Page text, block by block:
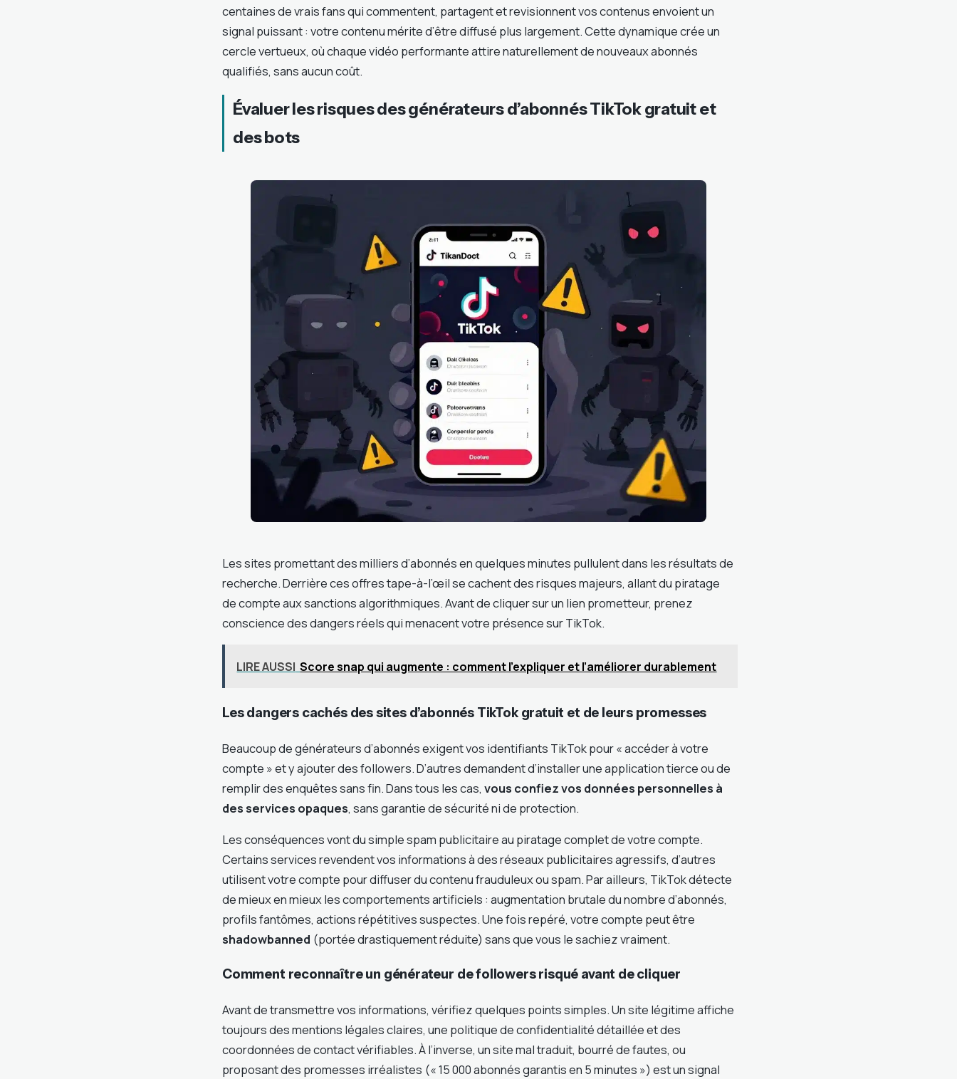
centaines de vrais fans qui commentent, partagent et revisionnent vos contenus envoient un
signal puissant : votre contenu mérite d’être diffusé plus largement. Cette dynamique crée un
cercle vertueux, où chaque vidéo performante attire naturellement de nouveaux abonnés
qualifiés, sans aucun coût.
Évaluer les risques des générateurs d’abonnés TikTok gratuit et
des bots
Les sites promettant des milliers d’abonnés en quelques minutes pullulent dans les résultats de
recherche. Derrière ces offres tape-à-l’œil se cachent des risques majeurs, allant du piratage
de compte aux sanctions algorithmiques. Avant de cliquer sur un lien prometteur, prenez
conscience des dangers réels qui menacent votre présence sur TikTok.
LIRE AUSSI Score snap qui augmente : comment l’expliquer et l’améliorer durablement
Les dangers cachés des sites d’abonnés TikTok gratuit et de leurs promesses
Beaucoup de générateurs d’abonnés exigent vos identifiants TikTok pour « accéder à votre
compte » et y ajouter des followers. D’autres demandent d’installer une application tierce ou de
remplir des enquêtes sans fin. Dans tous les cas, vous confiez vos données personnelles à
des services opaques, sans garantie de sécurité ni de protection.
Les conséquences vont du simple spam publicitaire au piratage complet de votre compte.
Certains services revendent vos informations à des réseaux publicitaires agressifs, d’autres
utilisent votre compte pour diffuser du contenu frauduleux ou spam. Par ailleurs, TikTok détecte
de mieux en mieux les comportements artificiels : augmentation brutale du nombre d’abonnés,
profils fantômes, actions répétitives suspectes. Une fois repéré, votre compte peut être
shadowbanned (portée drastiquement réduite) sans que vous le sachiez vraiment.
Comment reconnaître un générateur de followers risqué avant de cliquer
Avant de transmettre vos informations, vérifiez quelques points simples. Un site légitime affiche
toujours des mentions légales claires, une politique de confidentialité détaillée et des
coordonnées de contact vérifiables. À l’inverse, un site mal traduit, bourré de fautes, ou
proposant des promesses irréalistes (« 15 000 abonnés garantis en 5 minutes ») est un signal